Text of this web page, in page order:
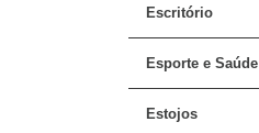
Escritório
Esporte e Saúde
Estojos